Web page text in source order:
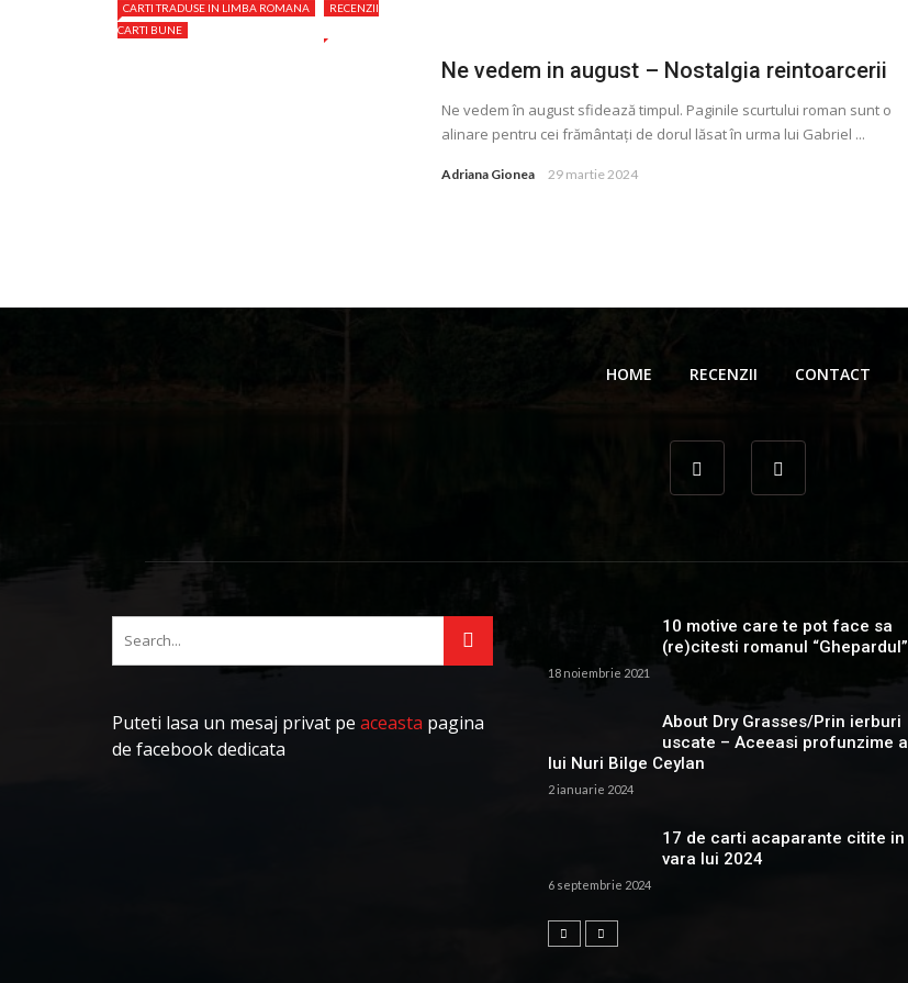
CARTI TRADUSE IN LIMBA ROMANA
RECENZII
CARTI BUNE
Ne vedem in august – Nostalgia reintoarcerii
Ne vedem în august sfidează timpul. Paginile scurtului roman sunt o
alinare pentru cei frământaţi de dorul lăsat în urma lui Gabriel ...
Adriana Gionea 29 martie 2024
HOME RECENZII CONTACT
Puteti lasa un mesaj privat pe aceasta pagina
de facebook dedicata
10 motive care te pot face sa
(re)citesti romanul “Ghepardul”
18 noiembrie 2021
About Dry Grasses/Prin ierburi
uscate – Aceeasi profunzime a
lui Nuri Bilge Ceylan
2 ianuarie 2024
17 de carti acaparante citite in
vara lui 2024
6 septembrie 2024